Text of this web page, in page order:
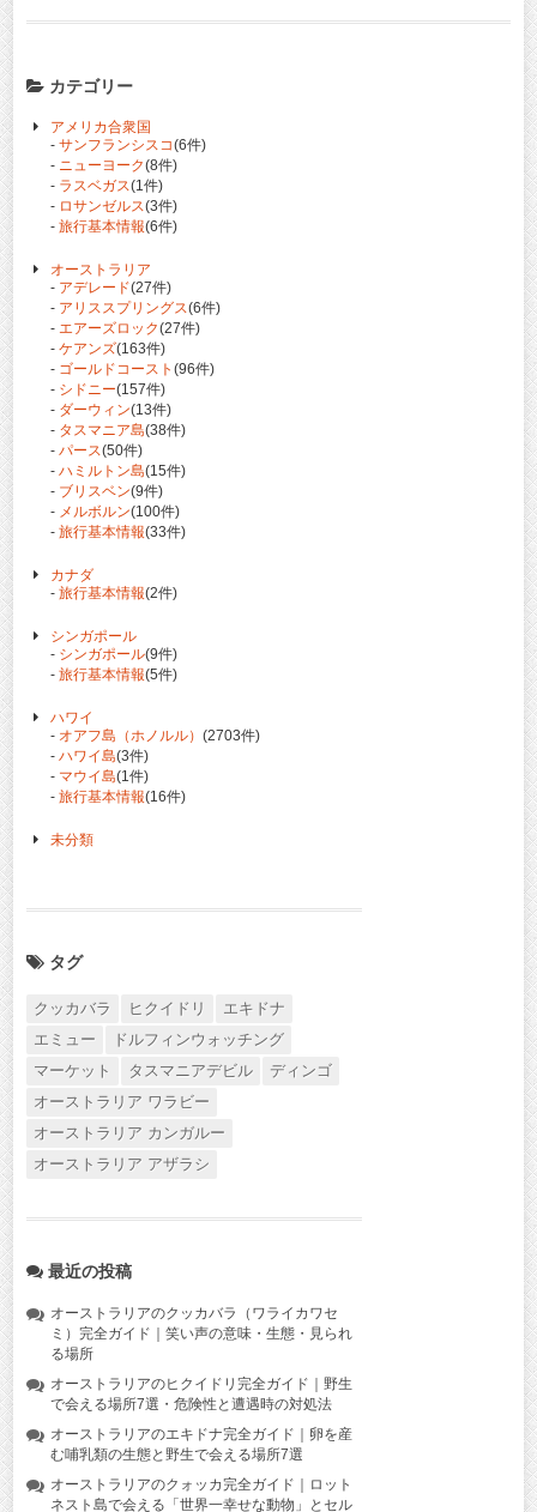
カテゴリー
アメリカ合衆国
- サンフランシスコ(6件)
- ニューヨーク(8件)
- ラスベガス(1件)
- ロサンゼルス(3件)
- 旅行基本情報(6件)
オーストラリア
- アデレード(27件)
- アリススプリングス(6件)
- エアーズロック(27件)
- ケアンズ(163件)
- ゴールドコースト (96件)
- シドニー(157件)
- ダーウィン(13件)
- タスマニア島(38件)
- パース(50件)
- ハミルトン島(15件)
- ブリスベン(9件)
- メルボルン(100件)
- 旅行基本情報(33件)
カナダ
- 旅行基本情報(2件)
シンガポール
- シンガポール(9件)
- 旅行基本情報(5件)
ハワイ
- オアフ島（ホノルル） (2703件)
- ハワイ島(3件)
- マウイ島(1件)
- 旅行基本情報(16件)
未分類
タグ
クッカバラ ヒクイドリ
エキドナ
エミュー
ドルフィンウォッチング
マーケット
タスマニアデビル
ディンゴ
オーストラリア ワラビー
オーストラリア カンガルー
オーストラリア アザラシ
最近の投稿
オーストラリアのクッカバラ（ワライカワセ
ミ）完全ガイド｜笑い声の意味・生態・見られ
る場所
オーストラリアのヒクイドリ完全ガイド｜野生
で会える場所7選・危険性と遭遇時の対処法
オーストラリアのエキドナ完全ガイド｜卵を産
む哺乳類の生態と野生で会える場所7選
オーストラリアのクォッカ完全ガイド｜ロット
ネスト島で会える「世界一幸せな動物」とセル